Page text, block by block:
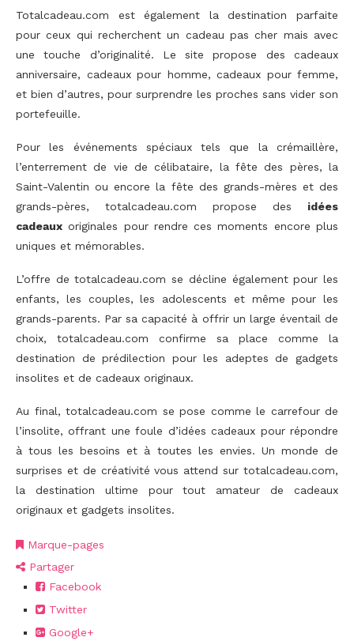
Totalcadeau.com est également la destination parfaite
pour ceux qui recherchent un cadeau pas cher mais avec
une touche d’originalité. Le site propose des cadeaux
anniversaire, cadeaux pour homme, cadeaux pour femme,
et bien d’autres, pour surprendre les proches sans vider son
portefeuille.
Pour les événements spéciaux tels que la crémaillère,
l’enterrement de vie de célibataire, la fête des pères, la
Saint-Valentin ou encore la fête des grands-mères et des
grands-pères, totalcadeau.com propose des idées
cadeaux originales pour rendre ces moments encore plus
uniques et mémorables.
L’offre de totalcadeau.com se décline également pour les
enfants, les couples, les adolescents et même pour les
grands-parents. Par sa capacité à offrir un large éventail de
choix, totalcadeau.com confirme sa place comme la
destination de prédilection pour les adeptes de gadgets
insolites et de cadeaux originaux.
Au final, totalcadeau.com se pose comme le carrefour de
l’insolite, offrant une foule d’idées cadeaux pour répondre
à tous les besoins et à toutes les envies. Un monde de
surprises et de créativité vous attend sur totalcadeau.com,
la destination ultime pour tout amateur de cadeaux
originaux et gadgets insolites.
Marque-pages
Partager
Facebook
Twitter
Google+